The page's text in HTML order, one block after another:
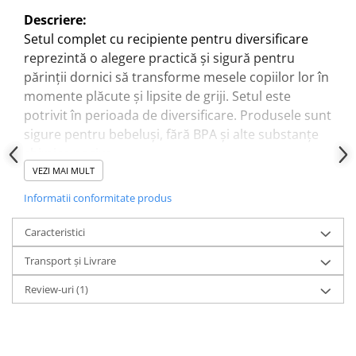
Descriere:
Setul complet cu recipiente pentru diversificare
reprezintă o alegere practică și sigură pentru
părinții dornici să transforme mesele copiilor lor în
momente plăcute și lipsite de griji. Setul este
potrivit în perioada de diversificare. Produsele sunt
sigure pentru bebeluși, fără BPA și alte substanțe
Setul contine:
farfurie compartimentată din silicon cu ventuză
pentru fixare;
3 recipiente din silicon care se pot scoate din
farfurie;
tacâmuri(linguriță și furculița) din silicon cu
VEZI MAI MULT
Informatii conformitate produs
Caracteristici
Transport și Livrare
Review-uri(1)